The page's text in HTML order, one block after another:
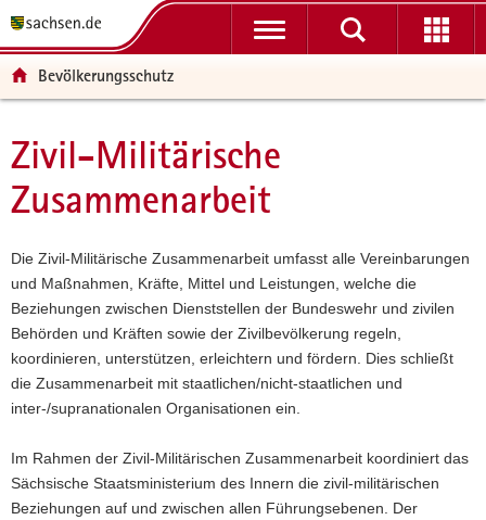
t
ü
b
e
g
r
e
i
f
e
n
e
N
a
t
n
a
v
g
a
t
i
o
n
p
n
h
a
t
t
-
B
e
e
i
c
h
Bevölkerungsschutz
Hauptinhalt
Zivil-Militärische
Zusammenarbeit
Die Zivil-Militärische Zusammenarbeit umfasst alle Vereinbarungen
und Maßnahmen, Kräfte, Mittel und Leistungen, welche die
Beziehungen zwischen Dienststellen der Bundeswehr und zivilen
Behörden und Kräften sowie der Zivilbevölkerung regeln,
koordinieren, unterstützen, erleichtern und fördern. Dies schließt
die Zusammenarbeit mit staatlichen/nicht-staatlichen und
inter-/supranationalen Organisationen ein.
Im Rahmen der Zivil-Militärischen Zusammenarbeit koordiniert das
Sächsische Staatsministerium des Innern die zivil-militärischen
Beziehungen auf und zwischen allen Führungsebenen. Der